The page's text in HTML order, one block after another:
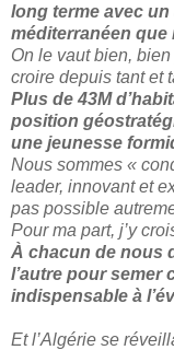
long terme avec
méditerranéen que
On le vaut bien,
croire depuis tant et
Plus de 43M
position
une jeunesse
Nous sommes «
leader, innovant et
pas possible
Pour ma part, j’y
À chacun de nous
l’autre pour semer
indispensable à
Et l’Algérie se